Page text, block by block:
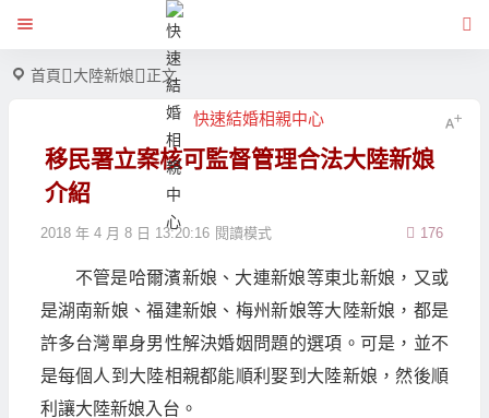
快速結婚相親中心
首頁 大陸新娘 正文
移民署立案核可監督管理合法大陸新娘
介紹
2018 年 4 月 8 日 13:20:16 176
閱讀模式
不管是哈爾濱新娘、大連新娘等東北新娘，又或
是湖南新娘、福建新娘、梅州新娘等大陸新娘，都是
許多台灣單身男性解決婚姻問題的選項。可是，並不
是每個人到大陸相親都能順利娶到大陸新娘，然後順
利讓大陸新娘入台。